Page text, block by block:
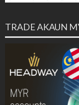
TRADE AKAUN